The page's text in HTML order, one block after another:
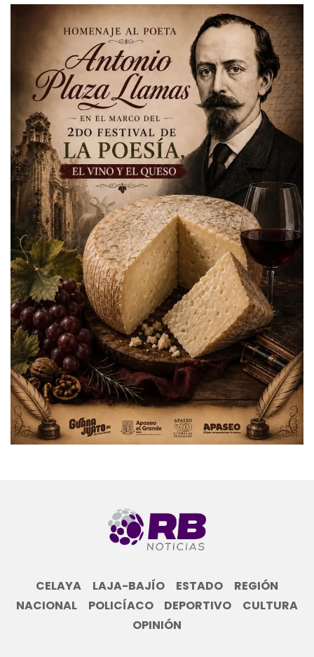
CELAYA LAJA-BAJÍO ESTADO
REGIÓN
NACIONAL
POLICÍACO DEPORTIVO
CULTURA
OPINIÓN